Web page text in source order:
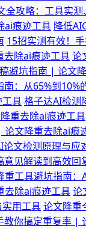
全攻略：工具实
ai痕迹工具 降低
15招实测有效！
除ai痕迹工具论
避坑指南 | 论文
：从65%到10%
具格子达AI检测
重去除ai痕迹工具
文降重去除ai痕
文检测原理与应
意见解读到高效
重工具避坑指南：
去除ai痕迹工具论
用工具论文降重
教你搞定重复率 |